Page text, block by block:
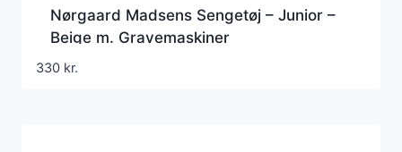
Nørgaard Madsens Sengetøj – Junior –
Beige m. Gravemaskiner
330 kr.